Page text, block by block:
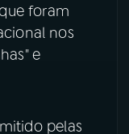
foram
nos
e
pelas